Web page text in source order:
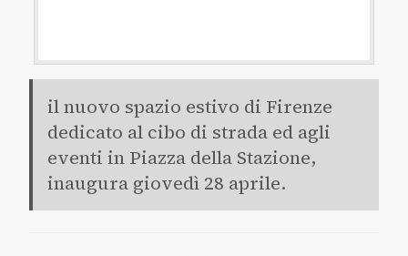
il nuovo spazio estivo di Firenze
dedicato al cibo di strada ed agli
eventi in Piazza della Stazione,
inaugura giovedì 28 aprile.